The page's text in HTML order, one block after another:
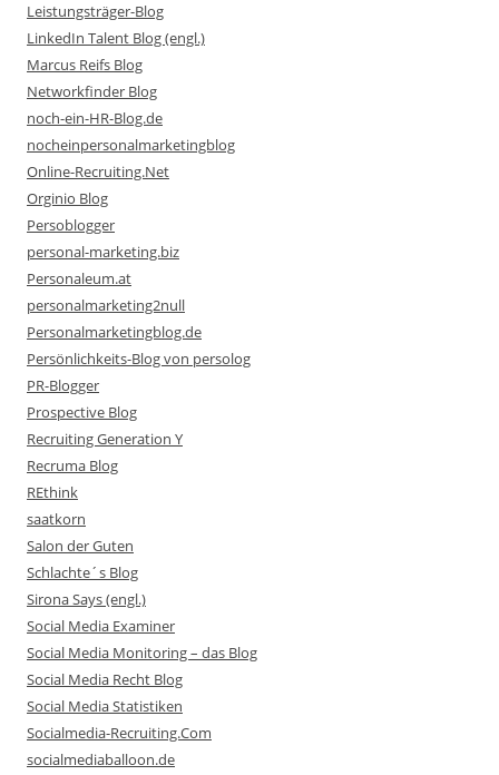
Leistungsträger-Blog
LinkedIn Talent Blog (engl.)
Marcus Reifs Blog
Networkfinder Blog
noch-ein-HR-Blog.de
nocheinpersonalmarketingblog
Online-Recruiting.Net
Orginio Blog
Persoblogger
personal-marketing.biz
Personaleum.at
personalmarketing2null
Personalmarketingblog.de
Persönlichkeits-Blog von persolog
PR-Blogger
Prospective Blog
Recruiting Generation Y
Recruma Blog
REthink
saatkorn
Salon der Guten
Schlachte´s Blog
Sirona Says (engl.)
Social Media Examiner
Social Media Monitoring – das Blog
Social Media Recht Blog
Social Media Statistiken
Socialmedia-Recruiting.Com
socialmediaballoon.de